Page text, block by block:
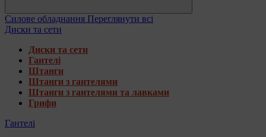
Силове обладнання Переглянути всі
Диски та сети
Диски та сети
Гантелі
Штанги
Штанги з гантелями
Штанги з гантелями та лавками
Грифи
Гантелі